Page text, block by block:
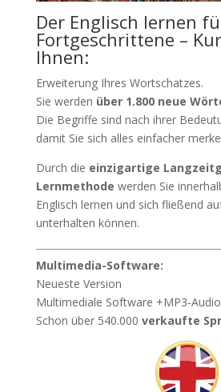
Der Englisch lernen
Fortgeschrittene –
Ihnen:
Erweiterung Ihres Wortschatzes.
Sie werden über 1.800 neue
Die Begriffe sind nach ihrer
damit Sie sich alles einfacher
Durch die einzigartige
Lernmethode werden Sie
Englisch lernen und sich fließend
unterhalten können.
Multimedia-Software:
Neueste Version
Multimediale Software +MP3-
Schon über 540.000 verkaufte